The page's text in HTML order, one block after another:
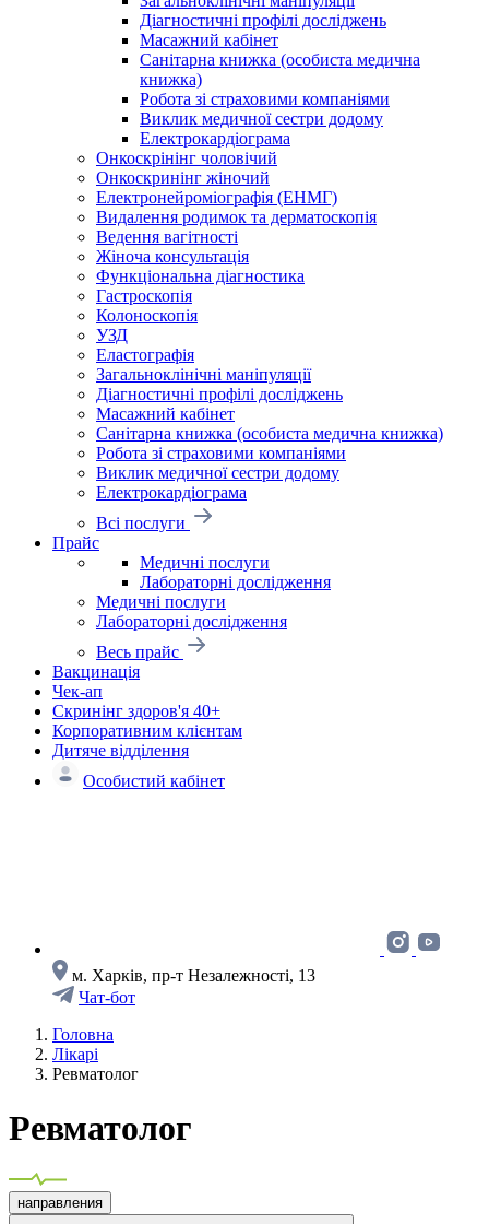
Діагностичні профілі досліджень
Масажний кабінет
Санітарна книжка (особиста медична
книжка)
Робота зі страховими компаніями
Виклик медичної сестри додому
Електрокардіограма
Онкоскрінінг чоловічий
Онкоскринінг жіночий
Електронейроміографія (ЕНМГ)
Видалення родимок та дерматоскопія
Ведення вагітності
Жіноча консультація
Функціональна діагностика
Гастроскопія
Колоноскопія
УЗД
Еластографія
Загальноклінічні маніпуляції
Діагностичні профілі досліджень
Масажний кабінет
Санітарна книжка (особиста медична книжка)
Робота зі страховими компаніями
Виклик медичної сестри додому
Електрокардіограма
Всі послуги
Прайс
Медичні послуги
Лабораторні дослідження
Медичні послуги
Лабораторні дослідження
Весь прайс
Вакцинація
Чек-ап
Скринінг здоров'я 40+
Корпоративним клієнтам
Дитяче відділення
Особистий кабінет
м. Харків, пр-т Незалежності, 13
Чат-бот
Головна
Лікарі
Ревматолог
Ревматолог
направления